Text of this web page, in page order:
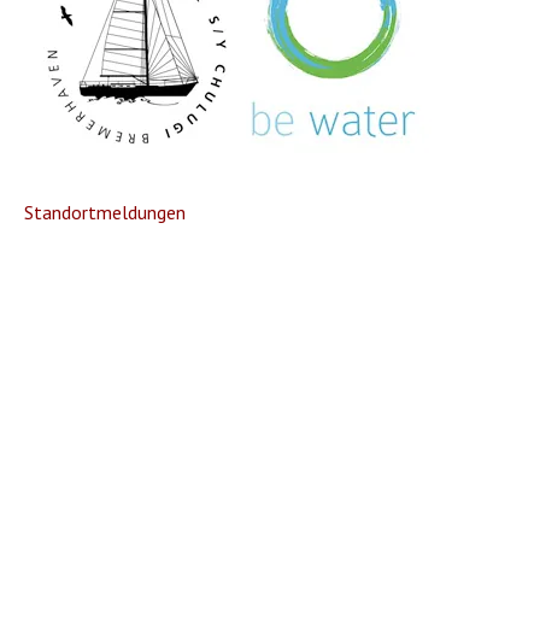
Standortmeldungen